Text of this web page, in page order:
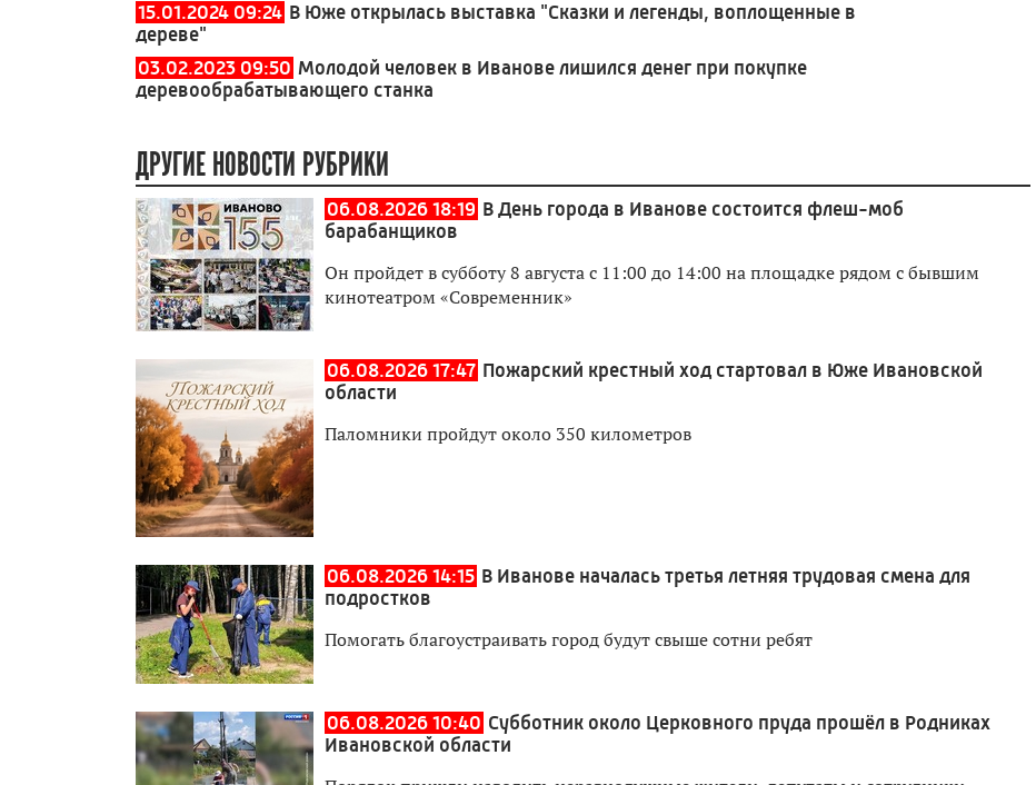
15.01.2024 09:24 В Юже открылась выставка "Сказки и легенды, воплощенные в
дереве"
03.02.2023 09:50 Молодой человек в Иванове лишился денег при покупке
деревообрабатывающего станка
ДРУГИЕ НОВОСТИ РУБРИКИ
06.08.2026 18:19 В День города в Иванове состоится флеш-моб
барабанщиков
Он пройдет в субботу 8 августа с 11:00 до 14:00 на площадке рядом с бывшим
кинотеатром «Современник»
06.08.2026 17:47 Пожарский крестный ход стартовал в Юже Ивановской
области
Паломники пройдут около 350 километров
06.08.2026 14:15 В Иванове началась третья летняя трудовая смена для
подростков
Помогать благоустраивать город будут свыше сотни ребят
06.08.2026 10:40 Субботник около Церковного пруда прошёл в Родниках
Ивановской области